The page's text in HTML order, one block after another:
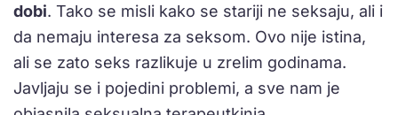
dobi. Tako se misli kako se stariji ne seksaju, ali i
da nemaju interesa za seksom. Ovo nije istina,
ali se zato seks razlikuje u zrelim godinama.
Javljaju se i pojedini problemi, a sve nam je